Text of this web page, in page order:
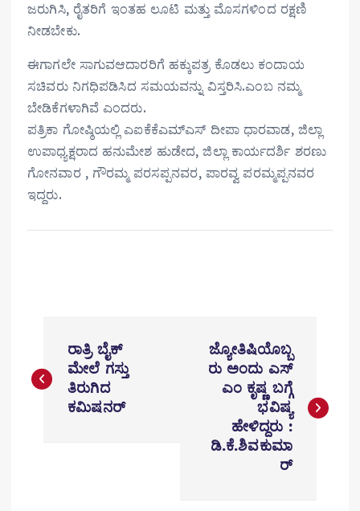
ಜರುಗಿಸಿ, ರೈತರಿಗೆ ಇಂತಹ ಲೂಟಿ ಮತ್ತು ಮೊಸಗಳಿಂದ ರಕ್ಷಣಿ
ನೀಡಬೇಕು.
ಈಗಾಗಲೇ ಸಾಗುವಆದಾರರಿಗೆ ಹಕ್ಕುಪತ್ರ ಕೊಡಲು ಕಂದಾಯ
ಸಚಿವರು ನಿಗಧಿಪಡಿಸಿದ ಸಮಯವನ್ನು ವಿಸ್ತರಿಸಿ.ಎಂಬ ನಮ್ಮ
ಬೇಡಿಕೆಗಳಾಗಿವೆ ಎಂದರು.
ಪತ್ರಿಕಾ ಗೋಷ್ಠಿಯಲ್ಲಿ ಎಐಕೆಕೆಎಮ್‌ಎಸ್ ದೀಪಾ ಧಾರವಾಡ, ಜಿಲ್ಲಾ
ಉಪಾಧ್ಯಕ್ಷರಾದ ಹನುಮೇಶ ಹುಡೇದ, ಜಿಲ್ಲಾ ಕಾರ್ಯದರ್ಶಿ ಶರಣು
ಗೋನವಾರ , ಗೌರಮ್ಮ ಪರಸಪ್ಪನವರ, ಪಾರವ್ವ ಪರಮ್ಮಪ್ಪನವರ
ಇದ್ದರು.
o
s
ರಾತ್ರಿ ಬೈಕ್
ಮೇಲೆ ಗಸ್ತು
ತಿರುಗಿದ
ಕಮಿಷನರ್
ಜ್ಯೋತಿಷಿಯೊಬ್ಬ
ರು ಅಂದು ಎಸ್​
ಎಂ ಕೃಷ್ಣ ಬಗ್ಗೆ
ಭವಿಷ್ಯ
ಹೇಳಿದ್ದರು :
ಡಿ.ಕೆ.ಶಿವಕುಮಾ
ರ್